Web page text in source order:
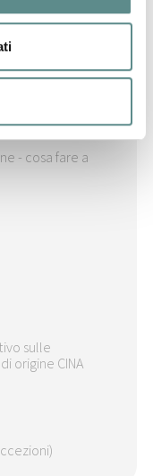
- cosa fare a
sulle
origine CINA